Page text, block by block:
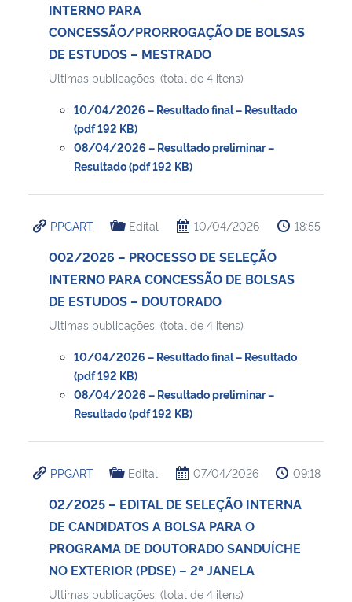
INTERNO PARA
CONCESSÃO/PRORROGAÇÃO DE BOLSAS
DE ESTUDOS – MESTRADO
Ultimas publicações: (total de 4 itens)
10/04/2026 – Resultado final – Resultado
(pdf 192 KB)
08/04/2026 – Resultado preliminar –
Resultado (pdf 192 KB)
PPGART Edital 10/04/2026 18:55
002/2026 – PROCESSO DE SELEÇÃO
INTERNO PARA CONCESSÃO DE BOLSAS
DE ESTUDOS – DOUTORADO
Ultimas publicações: (total de 4 itens)
10/04/2026 – Resultado final – Resultado
(pdf 192 KB)
08/04/2026 – Resultado preliminar –
Resultado (pdf 192 KB)
PPGART Edital 07/04/2026 09:18
02/2025 – EDITAL DE SELEÇÃO INTERNA
DE CANDIDATOS A BOLSA PARA O
PROGRAMA DE DOUTORADO SANDUÍCHE
NO EXTERIOR (PDSE) – 2ª JANELA
Ultimas publicações: (total de 4 itens)